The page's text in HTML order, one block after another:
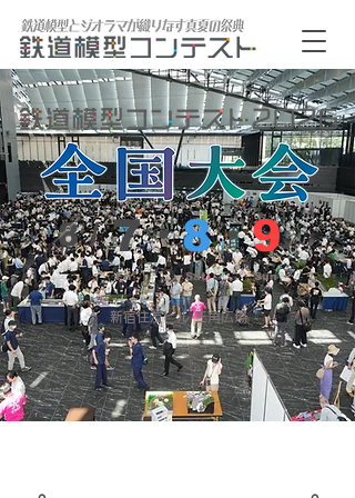
8 / 7​・8・9
Fri Sat Sun
​新宿住友ビル 三角広場